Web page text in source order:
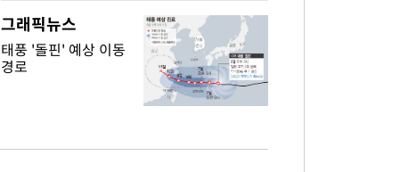
그래픽뉴스
태풍 '돌핀' 예상 이동
경로